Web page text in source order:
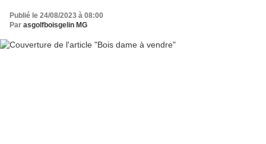
Publié le 24/08/2023 à 08:00
Par asgolfboisgelin MG